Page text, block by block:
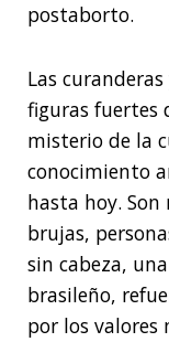
postaborto.
Las
figuras fuertes
misterio de la
conocimiento
hasta hoy.
brujas,
sin cabeza,
brasileño,
por los valores